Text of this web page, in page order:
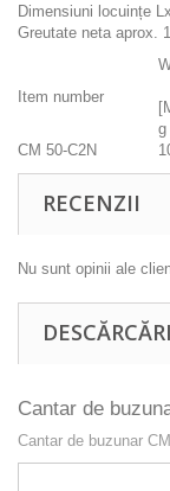
Dimensiuni locuințe
Greutate neta aprox.
Item number
g
CM 50-C2N
RECENZII
Nu sunt opinii ale
DESCĂRCĂRI
Cantar de
Cantar de buzunar